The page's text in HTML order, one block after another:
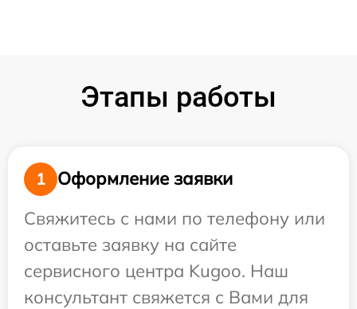
Этапы работы
1
Оформление заявки
Свяжитесь с нами по телефону или
оставьте заявку на сайте
сервисного центра Kugoo. Наш
консультант свяжется с Вами для